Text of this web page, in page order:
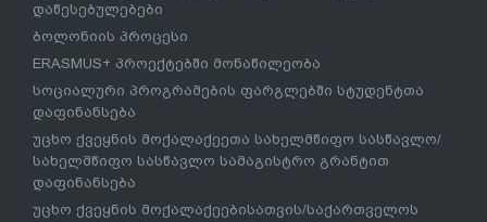
დაწესებულებები
ბოლონიის პროცესი
ERASMUS+ პროექტებში მონაწილეობა
სოციალური პროგრამების ფარგლებში სტუდენტთა
დაფინანსება
უცხო ქვეყნის მოქალაქეეთა სახელმწიფო სასწავლო/
სახელმწიფო სასწავლო სამაგისტრო გრანტით
დაფინანსება
უცხო ქვეყნის მოქალაქეებისათვის/საქართველოს